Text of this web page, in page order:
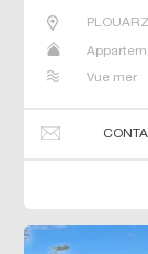
Villa
Vue mer